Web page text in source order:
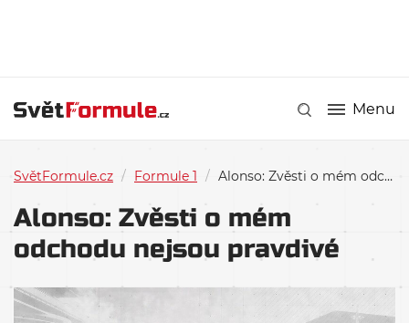
Menu
SvětFormule.cz / Formule 1 / Alonso: Zvěsti o mém odchodu nejsou pravdivé
Alonso: Zvěsti o mém
odchodu nejsou pravdivé